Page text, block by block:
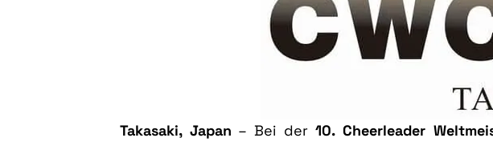
Takasaki, Japan – Bei der10. Cheerleader